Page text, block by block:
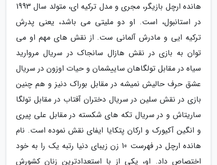
هانده ارچل بازیگر، مجری و مدل ترکیه ای، متولد سال 1993
در استانبول، است. او دو ملیتی می باشد، یعنی پدرش
ترکیه ایی و مادرش آلمانی ست. از نقش های مهم او می
توان به بازی در نقش هازال سانجاک در سریال مروارید
سیاه در مقابل تولگاهان ساییشمان و حیات اوزون در سریال
عشق حرف حالیش نمیشه در مقابل بوراک دنیز و هم چنین
بازی در نقش سلین در سریال دختران آفتاب در مقابل تولگا
ساریتاش و در سریال تکه های شکسته در مقابل علی پیری
و انگین آکیورک و ارکان پتکایا ایفای نقش نموده است. نام
هانده ارچل در فهرست 10 زن زیبای دنیا رتبه یک را به خود
اختصاص داد. او، یکی از با استعدادترین زنان کشورش